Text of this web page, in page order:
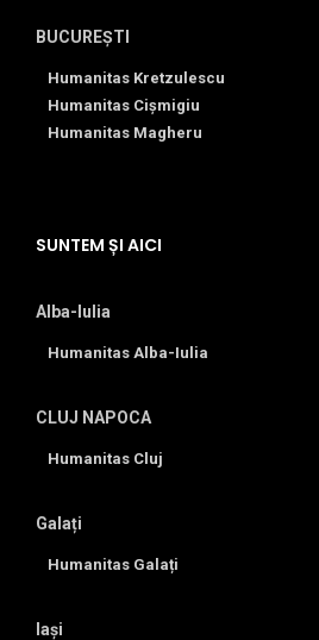
BUCUREȘTI
Humanitas Kretzulescu
Humanitas Cișmigiu
Humanitas Magheru
SUNTEM ȘI AICI
Alba-Iulia
Humanitas Alba-Iulia
CLUJ NAPOCA
Humanitas Cluj
Galați
Humanitas Galați
Iași